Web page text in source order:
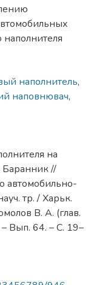
наполнителя
наполнитель,
наповнювач,
на
//
автомобильно-
тр. / Харьк.
В. А. (глав.
Вып. 64. – C. 19–